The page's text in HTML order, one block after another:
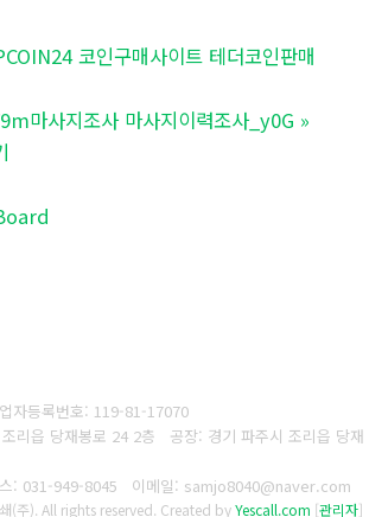
코인구매사이트 테더코인판매
마사지조사 마사지이력조사_y0G »
자등록번호: 119-81-17070
리읍 당재봉로 24 2층 공장: 경기 파주시 조리읍 당재
: 031-949-8045 이메일: samjo8040@naver.com
(주). All rights reserved. Created byYescall.com [관리자]